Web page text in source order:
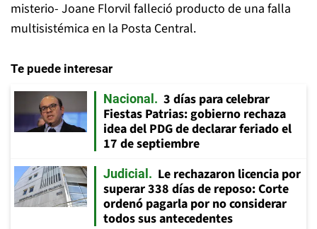
misterio- Joane Florvil falleció producto de una falla
multisistémica en la Posta Central.
Te puede interesar
Nacional
3 días para celebrar
Fiestas Patrias: gobierno rechaza
idea del PDG de declarar feriado el
17 de septiembre
Judicial
Le rechazaron licencia por
superar 338 días de reposo: Corte
ordenó pagarla por no considerar
todos sus antecedentes